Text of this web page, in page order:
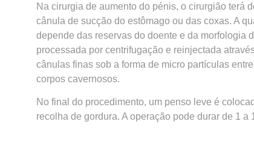
Na cirurgia de aumento do pénis, o cirurgião terá
cânula de sucção do estômago ou das coxas. A
depende das reservas do doente e da morfologia
processada por centrifugação e reinjectada
cânulas finas sob a forma de micro partículas
corpos cavernosos.
No final do procedimento, um penso leve é
recolha de gordura. A operação pode durar de 1 a